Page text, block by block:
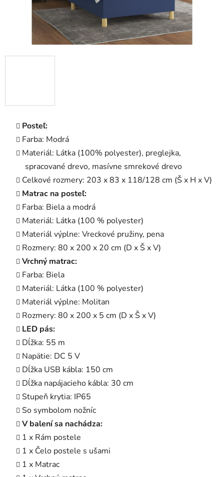
Posteľ:
Farba: Modrá
Materiál: Látka (100% polyester), preglejka,
spracované drevo, masívne smrekové drevo
Celkové rozmery: 203 x 83 x 118/128 cm (Š x H x V)
Matrac na posteľ:
Farba: Biela a modrá
Materiál: Látka (100 % polyester)
Materiál výplne: Vreckové pružiny, pena
Rozmery: 80 x 200 x 20 cm (D x Š x V)
Vrchný matrac:
Farba: Biela
Materiál: Látka (100 % polyester)
Materiál výplne: Molitan
Rozmery: 80 x 200 x 5 cm (D x Š x V)
LED pás:
Dĺžka: 55 m
Napätie: DC 5 V
Dĺžka USB kábla: 150 cm
Dĺžka napájacieho kábla: 30 cm
Stupeň krytia: IP65
So symbolom nožníc
V balení sa nachádza:
1 x Rám postele
1 x Čelo postele s ušami
1 x Matrac